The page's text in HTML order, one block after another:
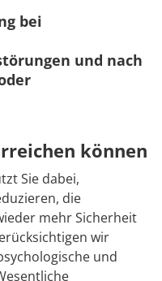
bei
und nach
können
Sie dabei,
die
mehr Sicherheit
wir
und